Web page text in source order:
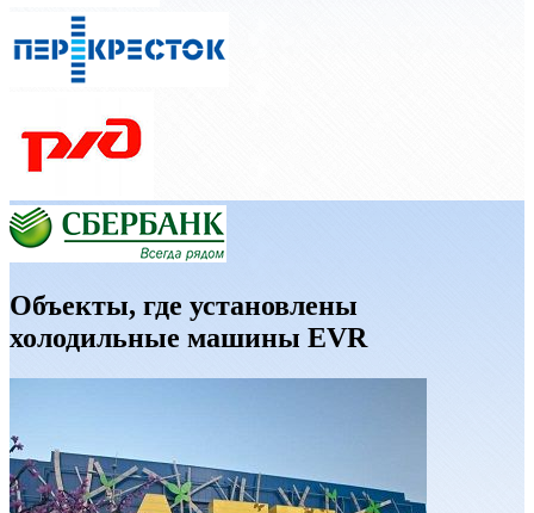
Объекты, где установлены
холодильные машины EVR